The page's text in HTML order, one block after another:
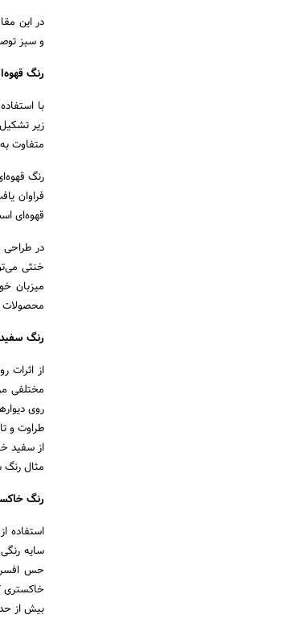
در این
و سبز
رنگ
با
زیر
متفاوت
رنگ
فراوان
قهوه‌ای
در طراحی
خنثی
میزبان
محصولات
رنگ سفید
از اثرات
مختلفی
روی
طراوت و
از سفید
مثال
رنگ
استفاده
سایه
حس
خاکستری
بیش از